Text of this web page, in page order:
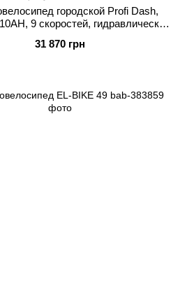
городской Profi Dash,
9 скоростей, гидравлический
31 870 грн